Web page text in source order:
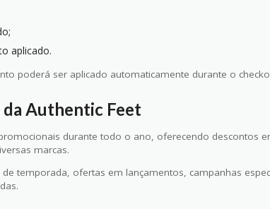
aplicado.
poderá ser aplicado automaticamente durante o
Authentic Feet
durante todo o ano, oferecendo descontos
marcas.
temporada, ofertas em lançamentos, campanhas